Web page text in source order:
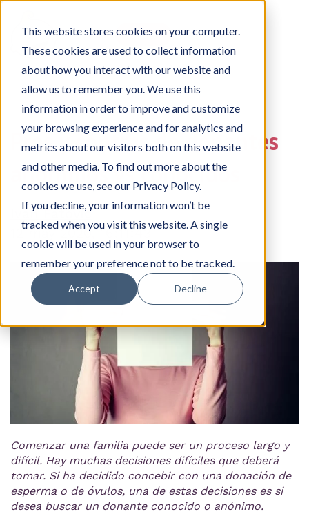
This website stores cookies on your computer.
These cookies are used to collect information
about how you interact with our website and
allow us to remember you. We use this
information in order to improve and customize
your browsing experience and for analytics and
metrics about our visitors both on this website
and other media. To find out more about the
cookies we use, see our Privacy Policy.
If you decline, your information won’t be
tracked when you visit this website. A single
cookie will be used in your browser to
remember your preference not to be tracked.
Accept Decline
Log in Sign up
Pros y contras de donantes
anónimos vs conocidos
Ivan Fatovic
12 may 2020, 16:11:43
Comenzar una familia puede ser un proceso largo y
difícil. Hay muchas decisiones difíciles que deberá
tomar. Si ha decidido concebir con una donación de
esperma o de óvulos, una de estas decisiones es si
desea buscar un donante conocido o anónimo.